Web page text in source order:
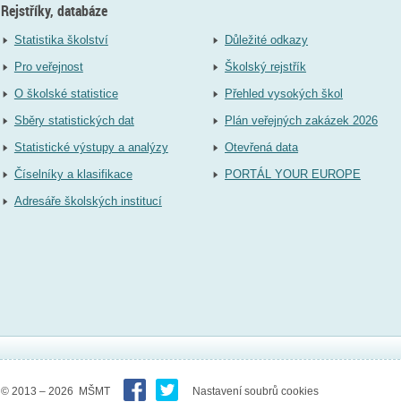
Rejstříky, databáze
Statistika školství
Pro veřejnost
O školské statistice
Sběry statistických dat
Statistické výstupy a analýzy
Číselníky a klasifikace
Adresáře školských institucí
Důležité odkazy
Školský rejstřík
Přehled vysokých škol
Plán veřejných zakázek 2026
Otevřená data
PORTÁL YOUR EUROPE
© 2013 – 2026 MŠMT Nastavení soubrů cookies